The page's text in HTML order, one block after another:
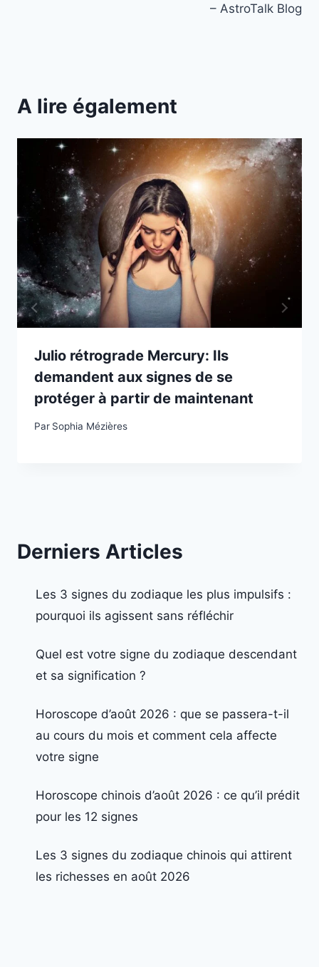
– AstroTalk Blog
A lire également
Julio rétrograde Mercury: Ils
demandent aux signes de se
protéger à partir de maintenant
Par Sophia Mézières
Derniers Articles
Les 3 signes du zodiaque les plus impulsifs :
pourquoi ils agissent sans réfléchir
Quel est votre signe du zodiaque descendant
et sa signification ?
Horoscope d’août 2026 : que se passera-t-il
au cours du mois et comment cela affecte
votre signe
Horoscope chinois d’août 2026 : ce qu’il prédit
pour les 12 signes
Les 3 signes du zodiaque chinois qui attirent
les richesses en août 2026